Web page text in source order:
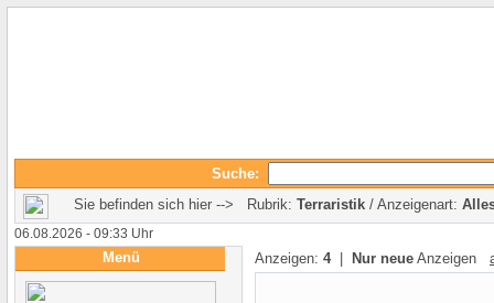
Suche:
Sie befinden sich hier --> Rubrik: Terraristik / Anzeigenart:
06.08.2026 - 09:33 Uhr
Menü Anzeigen: 4| Nur neue Anzeigen